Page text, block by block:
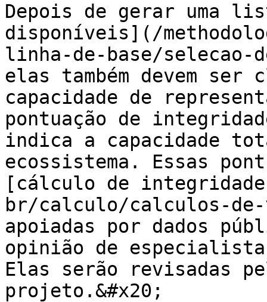
Depois de gerar uma
disponíveis](/
linha-de-base/selecao-
elas também devem
capacidade de
pontuação de
indica a capacidade
ecossistema. Essas
[cálculo de
br/calculo/calculos-de-
apoiadas por dados
opinião de
Elas serão revisadas
projeto.&#x20;